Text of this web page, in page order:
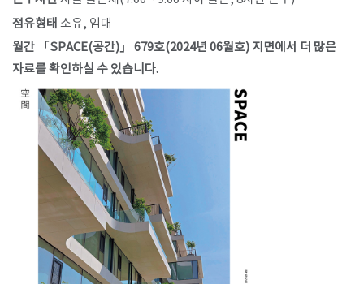
점유형태 소유, 임대​
월간 「SPACE(공간)」 679호(2024년 06월호) 지면에서 더 많은
자료를 확인하실 수 있습니다.